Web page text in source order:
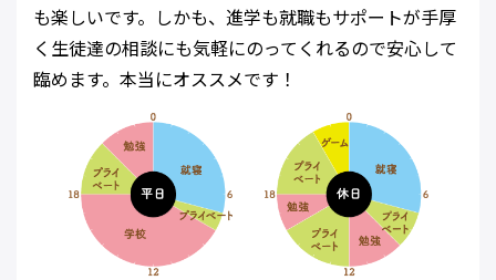
も楽しいです。しかも、進学も就職もサポートが手厚
く生徒達の相談にも気軽にのってくれるので安心して
臨めます。本当にオススメです！